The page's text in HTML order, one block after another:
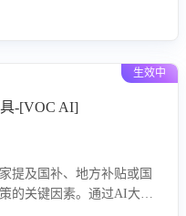
生效中
-[VOC AI]
提及国补、地方补贴或国
的关键因素。通过AI大模